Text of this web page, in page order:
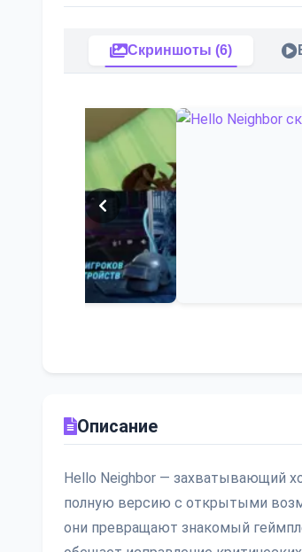
Скриншоты (6)
Описание
Hello Neighbor — захватывающий
полную версию с открытыми
они превращают знакомый